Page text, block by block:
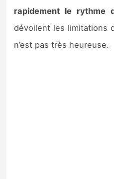
rapidement le rythme
dévoilent les limitations
n’est pas très heureuse.